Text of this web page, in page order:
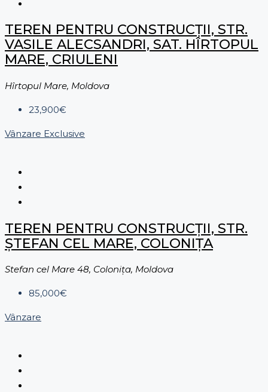
TEREN PENTRU CONSTRUCȚII, STR.
VASILE ALECSANDRI, SAT. HÎRTOPUL
MARE, CRIULENI
Hîrtopul Mare, Moldova
23,900€
Vânzare Exclusive
TEREN PENTRU CONSTRUCȚII, STR.
ȘTEFAN CEL MARE, COLONIȚA
Stefan cel Mare 48, Coloniţa, Moldova
85,000€
Vânzare